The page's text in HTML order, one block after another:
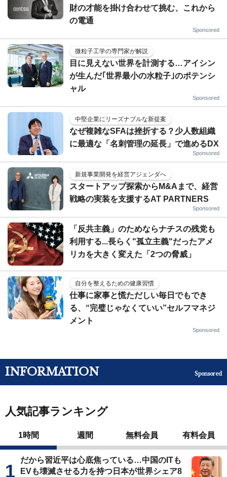
財の才能を掛け合わせて挑む、これから
の電通
Sponsored
微粒子工学の専門家が解説
目に見えない世界を計測する…アイシン
が生んだ｢世界最小の水粒子｣のポテンシ
ャル
Sponsored
中堅企業にリーズナブルな新提案
なぜ複雑なSFAは挫折する？少人数組織
に最適な「名刺管理の延長」で進めるDX
Sponsored
新規事業開発を経営アジェンダへ
スタートアップ探索からM&Aまで、経営
戦略の実装を支援するAT PARTNERS
Sponsored
「反共主義」のためならナチスの残党も
利用する...長らく"孤立主義"だったアメ
リカを大きく変えた「2つの脅威」
自分を整えるための健康習慣
仕事に家事と慌ただしい毎日でもでき
る、“完璧じゃなくていい”セルフマネジ
メント
Sponsored
INFORMATION Sponsored
人気記事ランキング
1時間 週間 無料会員 有料会員
だから習近平は心底焦っている…中国のITも
EVも壊滅させる力を持つ日本が世界シェア8